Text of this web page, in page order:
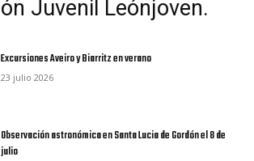
Juvenil Leónjoven.
Excursiones Aveiro y Biarritz en verano
23 julio 2026
Observación astronómica en Santa Lucia de Gordón el 8 de
julio